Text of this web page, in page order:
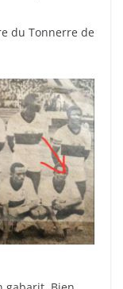
du Tonnerre de